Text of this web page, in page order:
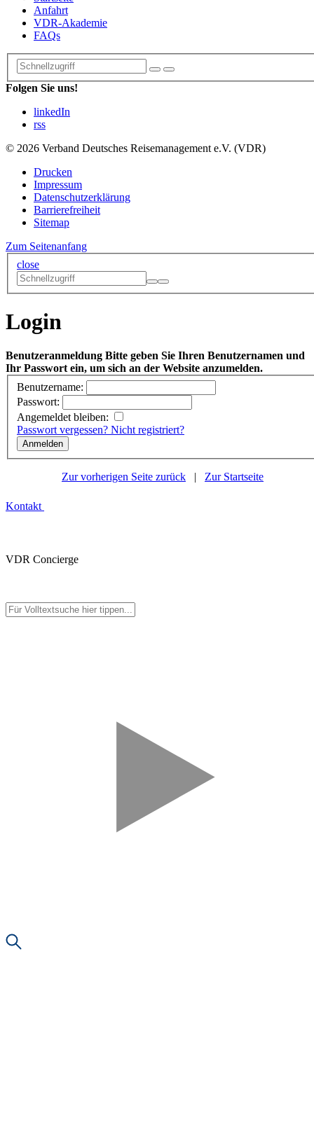
Anfahrt
VDR-Akademie
FAQs
Folgen Sie uns!
linkedIn
rss
© 2026 Verband Deutsches Reisemanagement e.V. (VDR)
Drucken
Impressum
Datenschutzerklärung
Barrierefreiheit
Sitemap
Zum Seitenanfang
close
Login
Benutzeranmeldung Bitte geben Sie Ihren Benutzernamen und
Ihr Passwort ein, um sich an der Website anzumelden.
Benutzername:
Passwort:
Angemeldet bleiben:
Passwort vergessen? Nicht registriert?
Zur vorherigen Seite zurück | Zur Startseite
Kontakt
VDR Concierge